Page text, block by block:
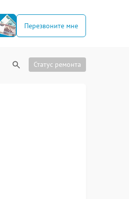
Перезвоните мне
Статус ремонта